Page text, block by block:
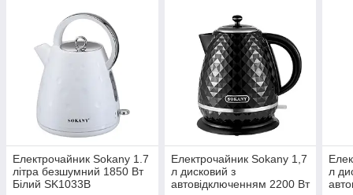
Електрочайник Sokany 1.7
літра безшумний 1850 Вт
Білий SK1033B
Електрочайник Sokany 1,7
л дисковий з
автовідключенням 2200 Вт
л